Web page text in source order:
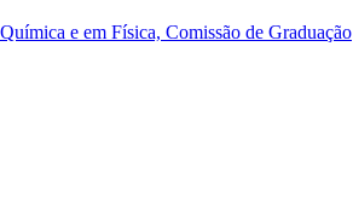
e em Física, Comissão de Graduação